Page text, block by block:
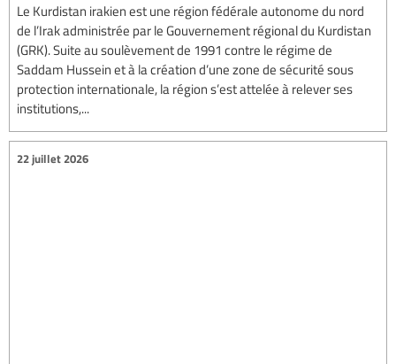
Le Kurdistan irakien est une région fédérale autonome du nord
de l’Irak administrée par le Gouvernement régional du Kurdistan
(GRK). Suite au soulèvement de 1991 contre le régime de
Saddam Hussein et à la création d’une zone de sécurité sous
protection internationale, la région s’est attelée à relever ses
institutions,...
22 juillet 2026